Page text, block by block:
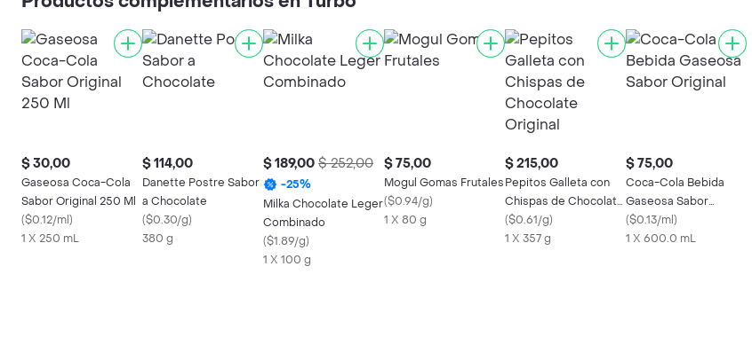
$ 30,00
Gaseosa Coca-Cola
Sabor Original 250 Ml
($0.12/ml)
1 X 250 mL
$ 114,00
Danette Postre Sabor
a Chocolate
($0.30/g)
380 g
$ 189,00 $ 252,00
-25%
Milka Chocolate Leger
Combinado
($1.89/g)
1 X 100 g
$ 75,00
Mogul Gomas Frutales
($0.94/g)
1 X 80 g
$ 215,00
Pepitos Galleta con
Chispas de Chocolate
Original
($0.61/g)
1 X 357 g
$ 75,00
Coca-Cola Bebida
Gaseosa Sabor
Original
($0.13/ml)
1 X 600.0 mL